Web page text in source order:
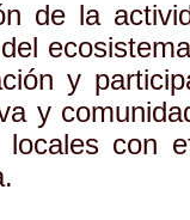
de la
y
y
con